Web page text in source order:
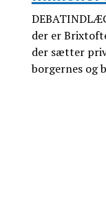
der er
der sætter
borgernes og